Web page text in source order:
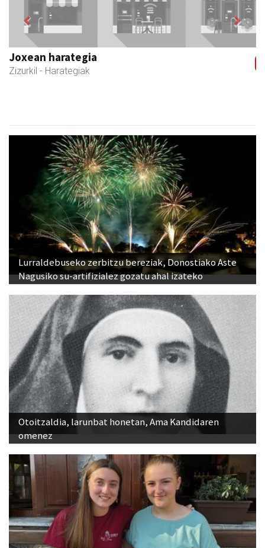
Zizurkilgo Udala
Zizurkil - Udaletxeak
Previous Next
Lurraldebuseko zerbitzu bereziak, Donostiako Aste
Nagusiko su-artifizialez gozatu ahal izateko
Otoitzaldia, larunbat honetan, Ama Kandidaren
omenez